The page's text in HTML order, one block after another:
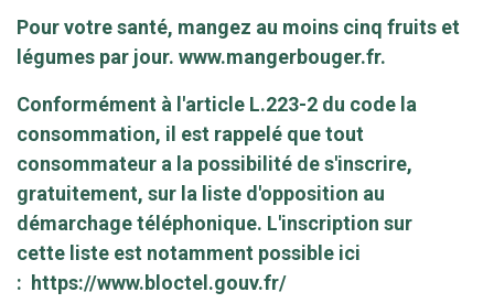
Pour votre santé, mangez au moins cinq fruits et
légumes par jour. www.mangerbouger.fr.
Conformément à l'article L.223-2 du code la
consommation, il est rappelé que tout
consommateur a la possibilité de s'inscrire,
gratuitement, sur la liste d'opposition au
démarchage téléphonique. L'inscription sur
cette liste est notamment possible ici
: https://www.bloctel.gouv.fr/